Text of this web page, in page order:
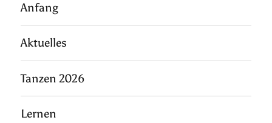
Anfang
Aktuelles
Tanzen 2026
Lernen